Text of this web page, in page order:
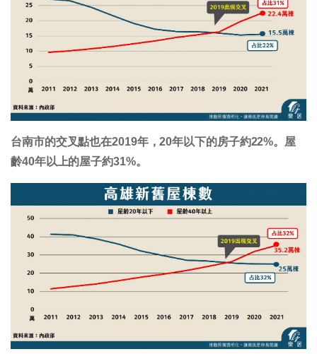
台南市的交叉點也在2019年，20年以下的房子約22%。屋
齡40年以上的屋子約31%。